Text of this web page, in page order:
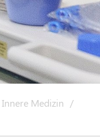
Innere Medizin